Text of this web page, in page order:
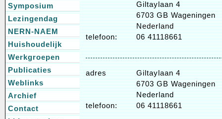
Giltaylaan 4
6703 GB Wageningen
Nederland
telefoon:
06 41118661
adres
Giltaylaan 4
6703 GB Wageningen
Nederland
telefoon:
06 41118661
Symposium
Lezingendag
NERN-NAEM
Huishoudelijk
Werkgroepen
Publicaties
Weblinks
Archief
Contact